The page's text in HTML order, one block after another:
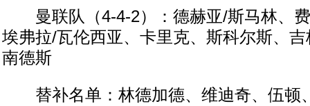
曼联队（4-4-2）：德赫亚/斯马林、费
埃弗拉/瓦伦西亚、卡里克、斯科尔斯、
南德斯
替补名单：林德加德、维迪奇、伍顿